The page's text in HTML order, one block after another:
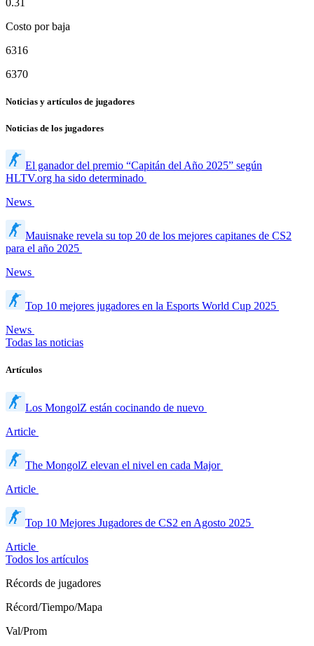
Costo por baja
6316
6370
Noticias y artículos de jugadores
Noticias de los jugadores
El ganador del premio “Capitán del Año 2025” según
HLTV.org ha sido determinado
News
Mauisnake revela su top 20 de los mejores capitanes de CS2
para el año 2025
News
Top 10 mejores jugadores en la Esports World Cup 2025
News
Todas las noticias
Artículos
Los MongolZ están cocinando de nuevo
Article
The MongolZ elevan el nivel en cada Major
Article
Top 10 Mejores Jugadores de CS2 en Agosto 2025
Article
Todos los artículos
Récords de jugadores
Récord/Tiempo/Mapa
Val/Prom